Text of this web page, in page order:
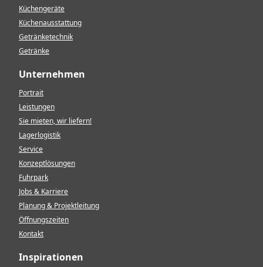
Küchengeräte
Küchenausstattung
Getränketechnik
Getränke
Unternehmen
Portrait
Leistungen
Sie mieten, wir liefern!
Lagerlogistik
Service
Konzeptlösungen
Fuhrpark
Jobs & Karriere
Planung & Projektleitung
Öffnungszeiten
Kontakt
Inspirationen